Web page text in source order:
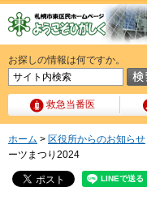
お探しの情報は何ですか。
救急当番医
ホーム > 区役所からのお知らせ
ーツまつり2024